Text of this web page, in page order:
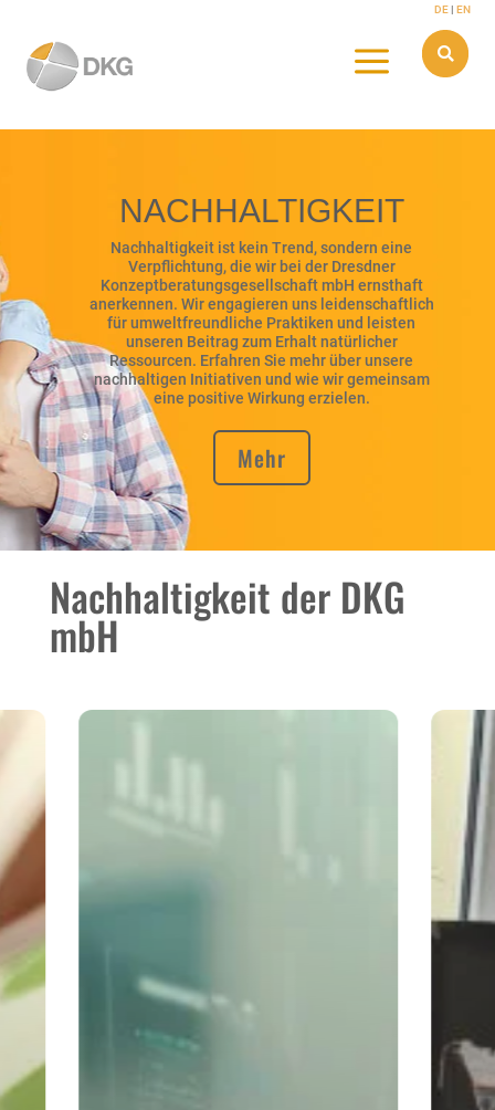
DE| EN
a 
NACHHALTIGKEIT
Nachhaltigkeit ist kein Trend, sondern eine
Verpflichtung, die wir bei der Dresdner
Konzeptberatungsgesellschaft mbH ernsthaft
anerkennen. Wir engagieren uns leidenschaftlich
für umweltfreundliche Praktiken und leisten
unseren Beitrag zum Erhalt natürlicher
Ressourcen. Erfahren Sie mehr über unsere
nachhaltigen Initiativen und wie wir gemeinsam
eine positive Wirkung erzielen.
Mehr
Nachhaltigkeit der DKG
mbH